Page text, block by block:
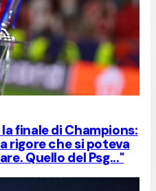
finale di Champions:
rigore che si poteva
Quello del Psg..."